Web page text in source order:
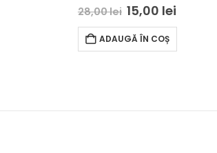
out of 5
28,00lei 15,00 lei
ADAUGĂ ÎN COȘ